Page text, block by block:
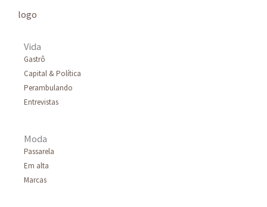
Vida
Gastrô
Capital & Política
Perambulando
Entrevistas
Moda
Passarela
Em alta
Marcas